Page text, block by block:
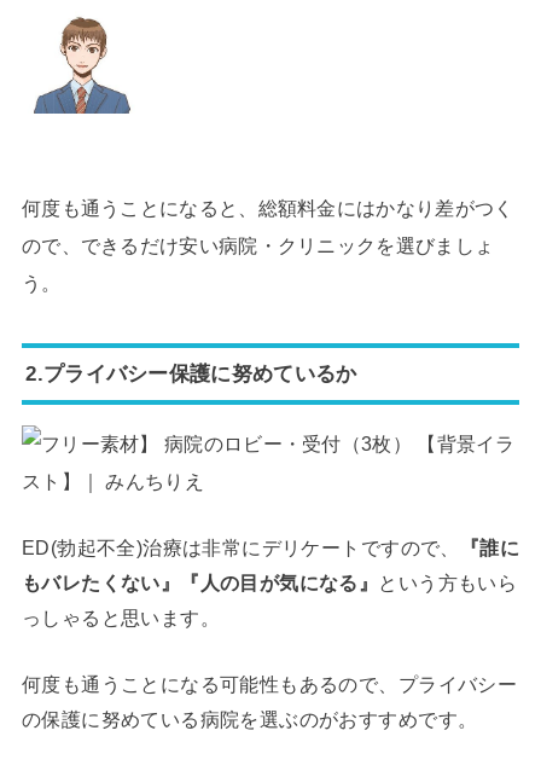
何度も通うことになると、総額料金にはかなり差がつく
ので、できるだけ安い病院・クリニックを選びましょ
う。
2.プライバシー保護に努めているか
ED(勃起不全)治療は非常にデリケートですので、
『誰に
もバレたくない』『人の目が気になる』 という方もいら
っしゃると思います。
何度も通うことになる可能性もあるので、プライバシー
の保護に努めている病院を選ぶのがおすすめです。